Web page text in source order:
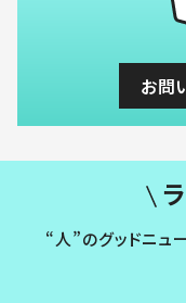
お問
“人”のグッドニュ